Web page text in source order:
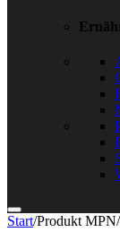
Start/Produkt MPN/